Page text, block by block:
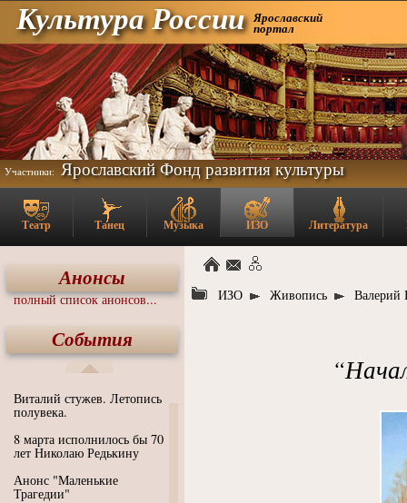
Культура России Ярославский
портал
Участники: Ярославский Фонд развития культуры
Театр Танец Музыка ИЗО Литература
Анонсы
полный список анонсов...
События
Виталий стужев. Летопись
полувека.
8 марта исполнилось бы 70
лет Николаю Редькину
Анонс "Маленькие
Трагедии"
ИЗО Живопись Валерий